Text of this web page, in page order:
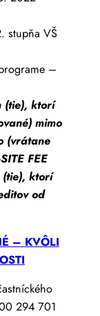
stupňa VŠ
–
(tie), ktorí
mimo
(vrátane
FEE
ktorí
od
– KVÔLI
294 701